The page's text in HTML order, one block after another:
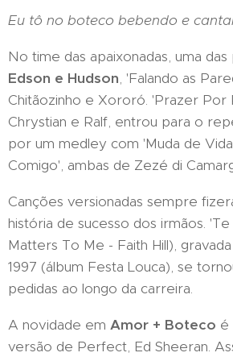
Eu tô no boteco bebendo e
No time das apaixonadas, uma
Edson e Hudson, 'Falando as
Chitãozinho e Xororó. 'Prazer Por
Chrystian e Ralf, entrou para o
por um medley com 'Muda de
Comigo', ambas de Zezé di
Canções versionadas sempre
história de sucesso dos irmãos.
Matters To Me - Faith Hill),
1997 (álbum Festa Louca), se
pedidas ao longo da carreira.
A novidade em Amor + Boteco é
versão de Perfect, Ed Sheeran.